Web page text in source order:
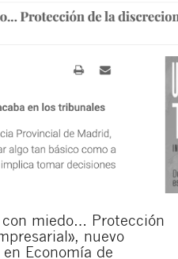
miedo… Protección
nuevo
Economía de